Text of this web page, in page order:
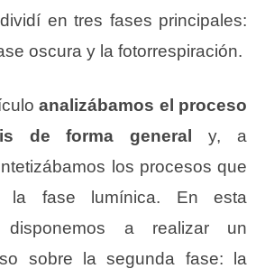
en tres fases principales:
oscura y la fotorrespiración.
analizábamos el proceso
de forma general
y, a
los procesos que
la fase lumínica. En esta
a realizar un
sobre la segunda fase: la